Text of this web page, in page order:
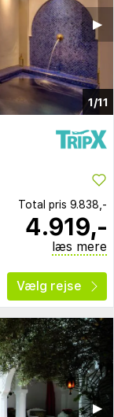
1/11
▶︎
Total pris 9.838,-
4.919,-
læs mere
Vælg rejse
▶︎